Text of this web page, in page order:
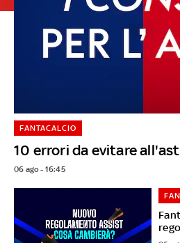
10 errori da evitare
FANTACALCIO
06 ago - 16:45